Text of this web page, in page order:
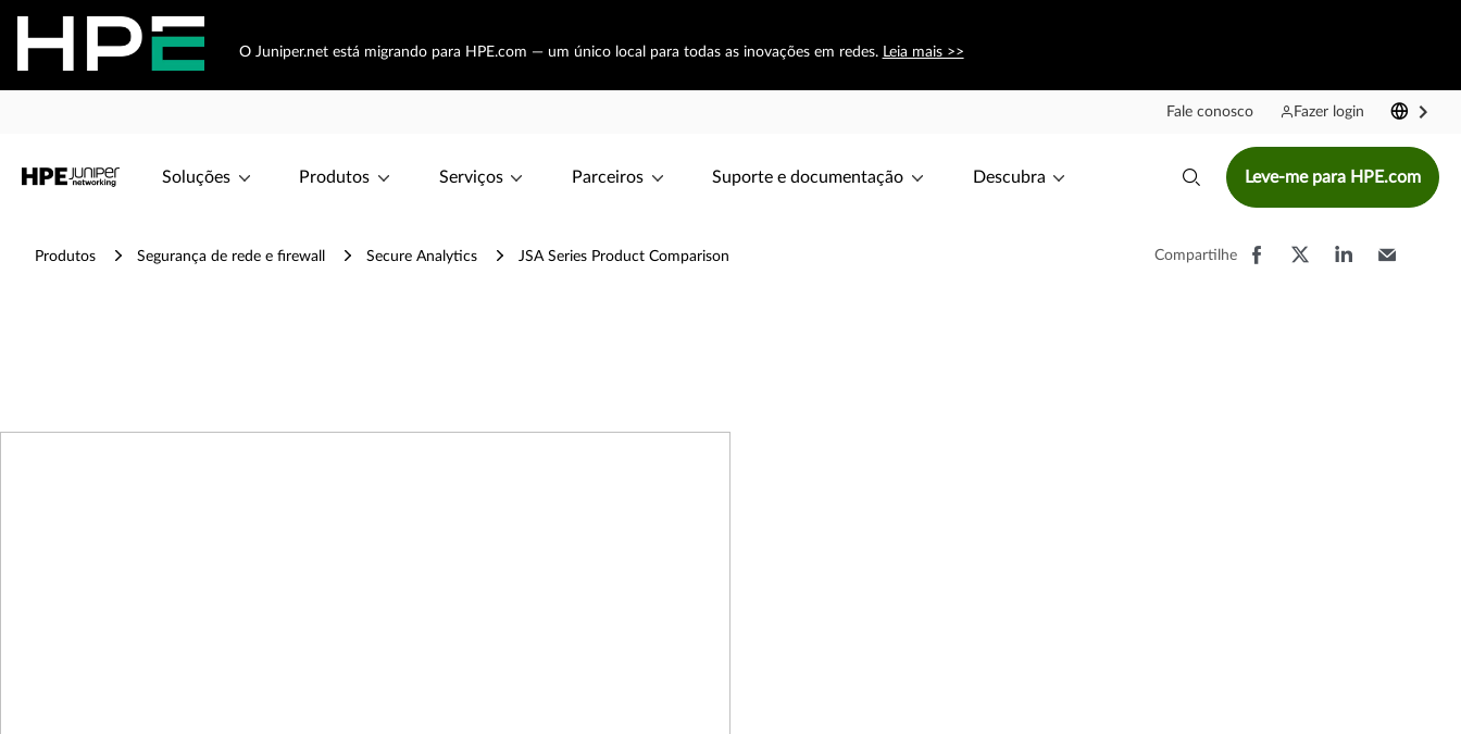
O Juniper.net está migrando para HPE.com — um único local para todas as inovações em redes. Leia mais >>
Fale conosco Fazer login
Soluções Produtos Serviços Parceiros Suporte e documentação Descubra Leve-me para HPE.com
Produtos Segurança de rede e firewall Secure Analytics JSA Series Product Comparison Compartilhe